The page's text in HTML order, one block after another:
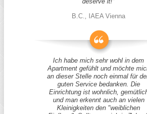
B.C., IAEA Vienna
Ich habe mich sehr wohl in dem
Apartment gefühlt und möchte
an dieser Stelle noch einmal für
guten Service bedanken. Die
Einrichtung ist wohnlich,
und man erkennt auch an vielen
Kleinigkeiten den "weiblichen